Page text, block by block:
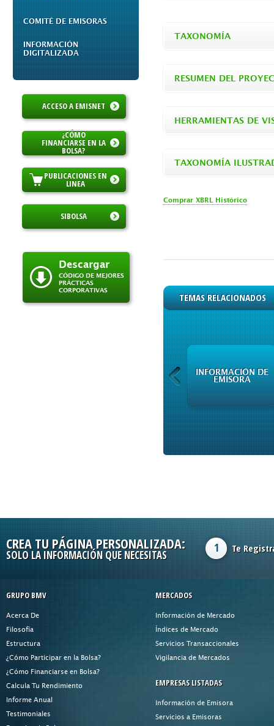
COMITÉ DE EMISORAS
INFORMACIÓN
DIGITALIZADA
ACCESO A EMISNET
¿CÓMO
FINANCIARSE EN LA
BOLSA?
PUBLICACIONES EN
LINEA
SIBOLSA
Descargar
CÓDIGO DE MEJORES
PRÁCTICAS
CORPORATIVAS
TAXONOMÍA
RESUMEN DEL
HERRAMIENTAS DE
TAXONOMÍA
Comprar XBRL Histórico
TEMAS RELACIONADOS
INFORMACIÓN DE
INFORMACIÓN DE
EMISORA
CREA TU PÁGINA PERSONALIZADA:
SOLO LA INFORMACIÓN QUE NECESITAS
1 Te
GRUPO BMV
Acerca De
Filosofía
Estructura
¿Cómo Participar en la Bolsa?
¿Cómo Financiarse en Bolsa?
Calcula Tu Rendimiento
Informe Anual
Testimoniales
MERCADOS
Información de Mercado
Índices de Mercado
Servicios Transaccionales
Vigilancia de Mercados
EMPRESAS LISTADAS
Información de Emisora
Servicios a Emisoras